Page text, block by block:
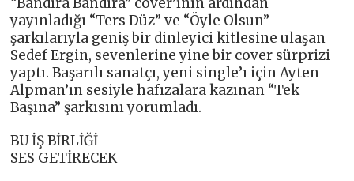
yayınladığı “Ters Düz” ve “Öyle Olsun”
şarkılarıyla geniş bir dinleyici kitlesine ulaşan
Sedef Ergin, sevenlerine yine bir cover sürprizi
yaptı. Başarılı sanatçı, yeni single’ı için Ayten
Alpman’ın sesiyle hafızalara kazınan “Tek
Başına” şarkısını yorumladı.
BU İŞ BİRLİĞİ
SES GETİRECEK